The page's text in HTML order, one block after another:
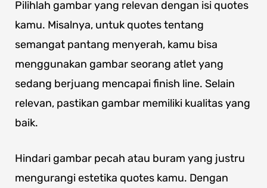
Pilihlah gambar yang relevan dengan isi quotes
kamu. Misalnya, untuk quotes tentang
semangat pantang menyerah, kamu bisa
menggunakan gambar seorang atlet yang
sedang berjuang mencapai finish line. Selain
relevan, pastikan gambar memiliki kualitas yang
baik.
Hindari gambar pecah atau buram yang justru
mengurangi estetika quotes kamu. Dengan